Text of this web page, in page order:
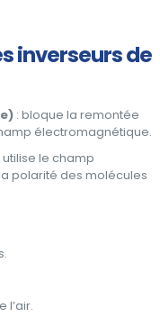
inverseurs de
: bloque la remontée
électromagnétique.
utilise le champ
polarité des molécules
l’air.